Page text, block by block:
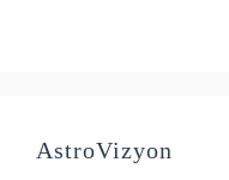
AstroVizyon